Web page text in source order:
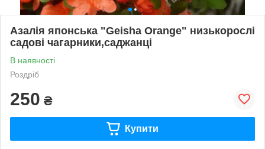
Азалія японська "Geisha Orange" низькорослі
садові чагарники,саджанці
В наявності
Роздріб
250 ₴
Купити